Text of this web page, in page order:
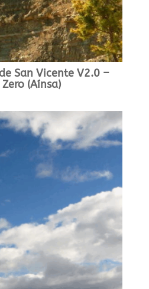
San Vicente V2.0 –
(Aínsa)